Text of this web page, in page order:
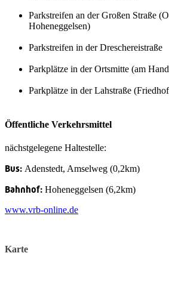
Parkstreifen an der Großen Straße
Hoheneggelsen)
Parkstreifen in der Dreschereistraße
Parkplätze in der Ortsmitte (am
Parkplätze in der Lahstraße
Öffentliche Verkehrsmittel
nächstgelegene Haltestelle:
Bus: Adenstedt, Amselweg (0,2km)
Bahnhof: Hoheneggelsen (6,2km)
www.vrb-online.de
Karte